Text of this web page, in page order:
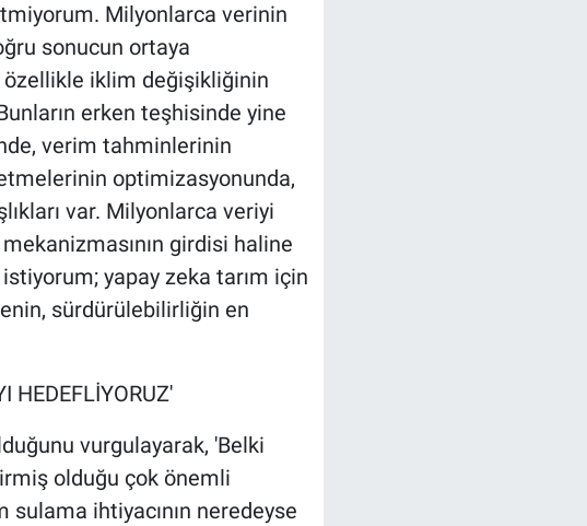
Milyonlarca verinin
sonucun ortaya
özellikle iklim değişikliğinin
erken teşhisinde yine
verim tahminlerinin
optimizasyonunda,
var. Milyonlarca veriyi
girdisi haline
yapay zeka tarım için
sürdürülebilirliğin en
HEDEFLİYORUZ'
vurgulayarak, 'Belki
olduğu çok önemli
sulama ihtiyacının neredeyse